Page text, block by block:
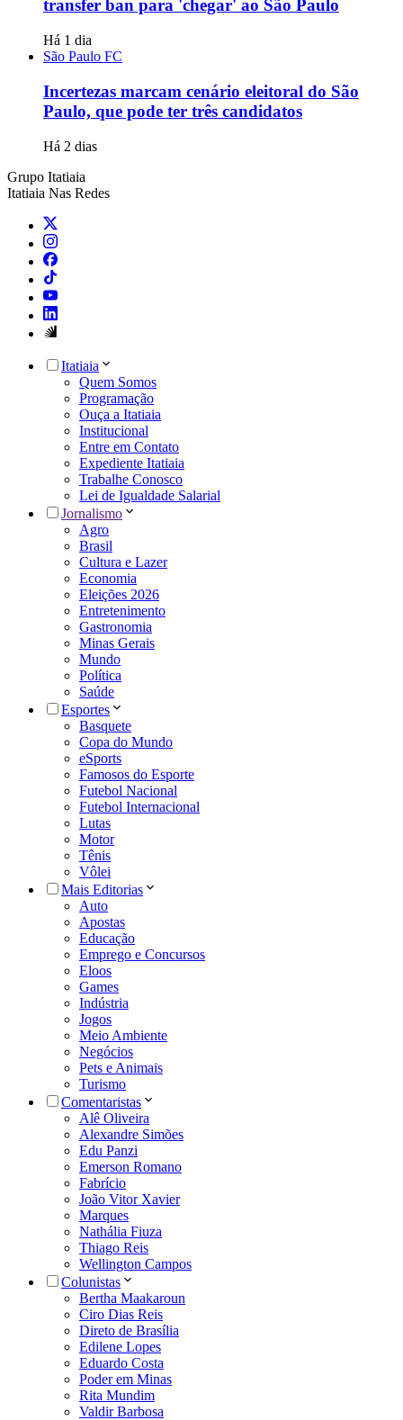
transfer ban para 'chegar' ao São Paulo
Há 1 dia
São Paulo FC
Incertezas marcam cenário eleitoral do São
Paulo, que pode ter três candidatos
Há 2 dias
Grupo Itatiaia
Itatiaia Nas Redes
Itatiaia
Quem Somos
Programação
Ouça a Itatiaia
Institucional
Entre em Contato
Expediente Itatiaia
Trabalhe Conosco
Lei de Igualdade Salarial
Jornalismo
Agro
Brasil
Cultura e Lazer
Economia
Eleições 2026
Entretenimento
Gastronomia
Minas Gerais
Mundo
Política
Saúde
Esportes
Basquete
Copa do Mundo
eSports
Famosos do Esporte
Futebol Nacional
Futebol Internacional
Lutas
Motor
Tênis
Vôlei
Mais Editorias
Auto
Apostas
Educação
Emprego e Concursos
Eloos
Games
Indústria
Jogos
Meio Ambiente
Negócios
Pets e Animais
Turismo
Comentaristas
Alê Oliveira
Alexandre Simões
Edu Panzi
Emerson Romano
Fabrício
João Vitor Xavier
Marques
Nathália Fiuza
Thiago Reis
Wellington Campos
Colunistas
Bertha Maakaroun
Ciro Dias Reis
Direto de Brasília
Edilene Lopes
Eduardo Costa
Poder em Minas
Rita Mundim
Valdir Barbosa